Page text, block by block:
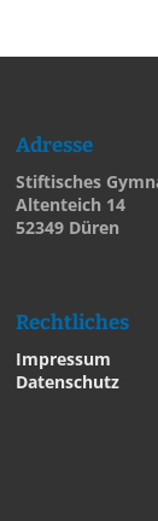
Adresse
Stiftisches
Altenteich 14
52349 Düren
Rechtliches
Impressum
Datenschutz